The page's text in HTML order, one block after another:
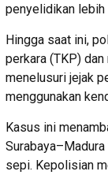
penyelidikan lebih
Hingga saat ini,
perkara (TKP)
menelusuri jejak
menggunakan
Kasus ini
sepi. Kepolisian